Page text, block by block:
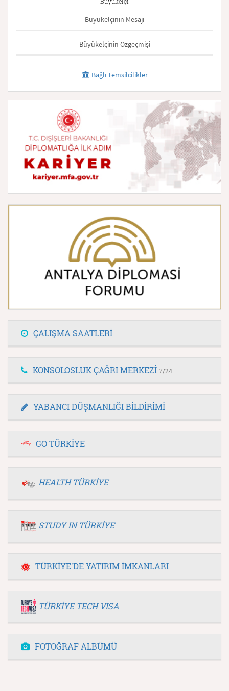
Büyükelçinin Mesajı
Büyükelçinin Özgeçmişi
Bağlı Temsilcilikler
ÇALIŞMA SAATLERİ
KONSOLOSLUK ÇAĞRI MERKEZİ 7/24
YABANCI DÜŞMANLIĞI BİLDİRİMİ
GO TÜRKİYE
HEALTH TÜRKİYE
STUDY IN TÜRKİYE
TÜRKİYE'DE YATIRIM İMKANLARI
TÜRKİYE TECH VISA
FOTOĞRAF ALBÜMÜ